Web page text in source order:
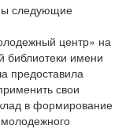
следующие
центр» на
библиотеки имени
предоставила
свои
в формирование
молодежного